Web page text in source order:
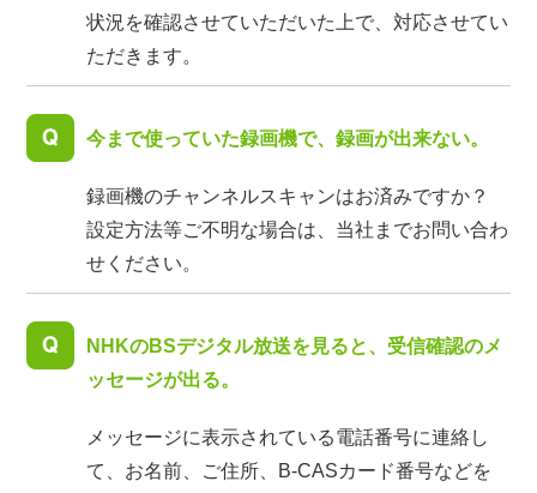
状況を確認させていただいた上で、対応させてい
ただきます。
今まで使っていた録画機で、録画が出来ない。
録画機のチャンネルスキャンはお済みですか？
設定方法等ご不明な場合は、当社までお問い合わ
せください。
NHKのBSデジタル放送を見ると、受信確認のメ
ッセージが出る。
メッセージに表示されている電話番号に連絡し
て、お名前、ご住所、B-CASカード番号などを